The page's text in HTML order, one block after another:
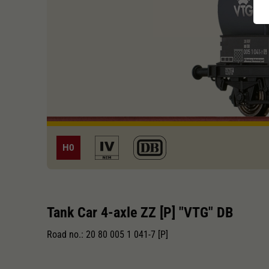
H0
Tank Car 4-axle ZZ [P] "VTG" DB
Road no.: 20 80 005 1 041-7 [P]